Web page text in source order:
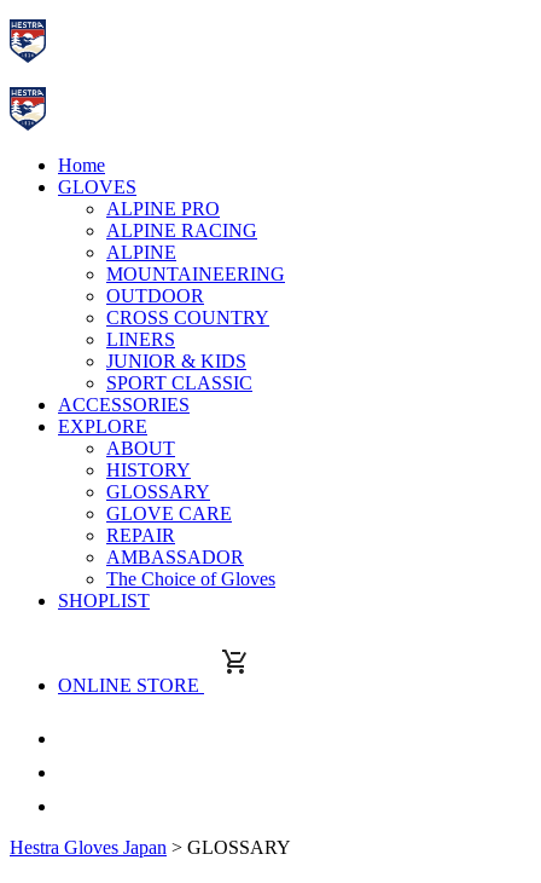
Home
GLOVES
ALPINE PRO
ALPINE RACING
ALPINE
MOUNTAINEERING
OUTDOOR
CROSS COUNTRY
LINERS
JUNIOR & KIDS
SPORT CLASSIC
ACCESSORIES
EXPLORE
ABOUT
HISTORY
GLOSSARY
GLOVE CARE
REPAIR
AMBASSADOR
The Choice of Gloves
SHOPLIST
ONLINE STORE
Hestra Gloves Japan > GLOSSARY